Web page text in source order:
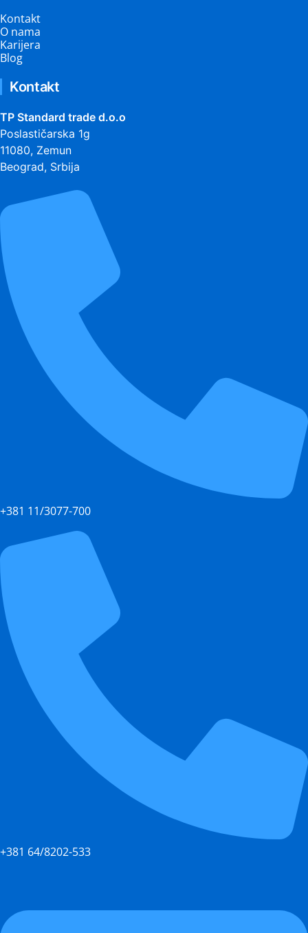
Kontakt
O nama
Karijera
Blog
Kontakt
TP Standard trade d.o.o
Poslastičarska 1g
11080, Zemun
Beograd, Srbija
+381 11/3077-700
+381 64/8202-533